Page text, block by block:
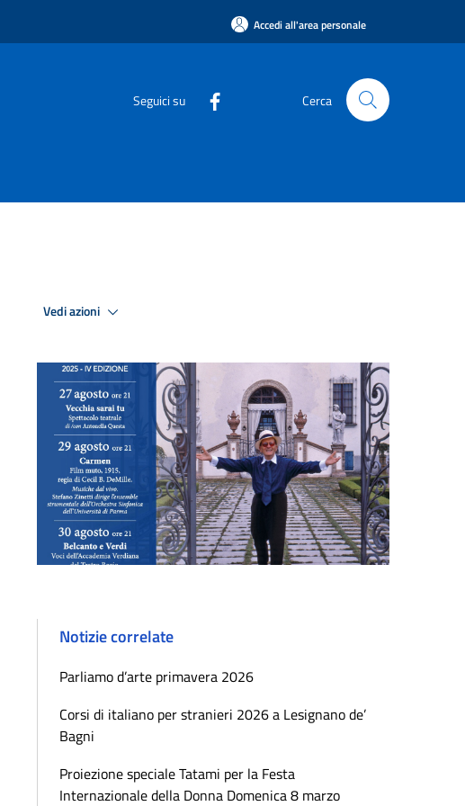
Accedi all'area personale
Seguici su Cerca
Vedi azioni
Notizie correlate
Parliamo d’arte primavera 2026
Corsi di italiano per stranieri 2026 a Lesignano de’
Bagni
Proiezione speciale Tatami per la Festa
Internazionale della Donna Domenica 8 marzo